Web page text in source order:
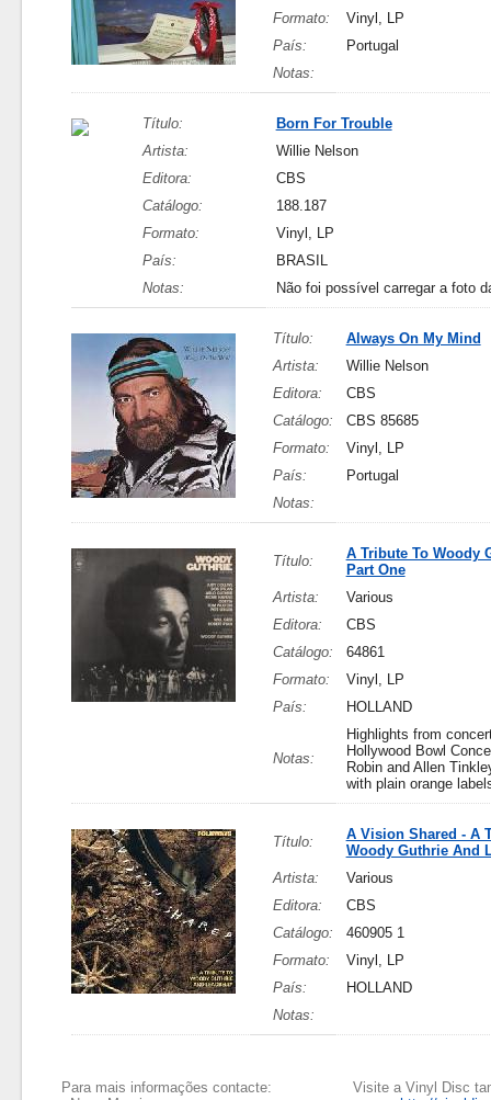
Formato:
Vinyl, LP
País:
Portugal
Notas:
Título:
Born For Trouble
Artista:
Willie Nelson
Editora:
CBS
Catálogo:
188.187
Formato:
Vinyl, LP
País:
BRASIL
Notas:
Não foi possível carregar a foto
Título:
Always On My Mind
Artista:
Willie Nelson
Editora:
CBS
Catálogo:
CBS 85685
Formato:
Vinyl, LP
País:
Portugal
Notas:
Título:
A Tribute To Woody
Part One
Artista:
Various
Editora:
CBS
Catálogo:
64861
Formato:
Vinyl, LP
País:
HOLLAND
Notas:
Highlights from
Hollywood Bowl
Robin and Allen
with plain orange
Título:
A Vision Shared - A
Woody Guthrie And
Artista:
Various
Editora:
CBS
Catálogo:
460905 1
Formato:
Vinyl, LP
País:
HOLLAND
Notas:
Para mais informações contacte:
Visite a Vinyl Disc